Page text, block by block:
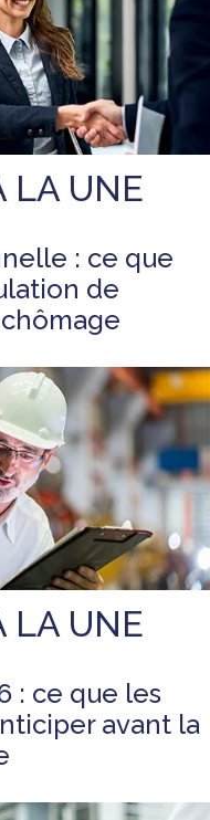
LA UNE
: ce que
de
LA UNE
: ce que les
avant la